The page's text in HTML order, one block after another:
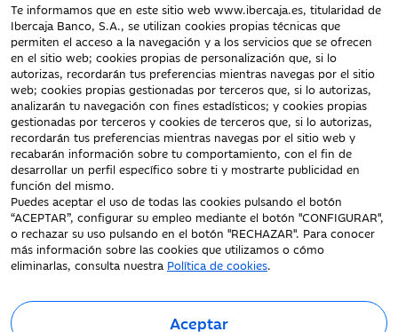
Te informamos que en este sitio web www.ibercaja.es, titularidad de
Ibercaja Banco, S.A., se utilizan cookies propias técnicas que
permiten el acceso a la navegación y a los servicios que se ofrecen
en el sitio web; cookies propias de personalización que, si lo
autorizas, recordarán tus preferencias mientras navegas por el sitio
web; cookies propias gestionadas por terceros que, si lo autorizas,
analizarán tu navegación con fines estadísticos; y cookies propias
gestionadas por terceros y cookies de terceros que, si lo autorizas,
recordarán tus preferencias mientras navegas por el sitio web y
recabarán información sobre tu comportamiento, con el fin de
desarrollar un perfil específico sobre ti y mostrarte publicidad en
función del mismo.
Puedes aceptar el uso de todas las cookies pulsando el botón
“ACEPTAR”, configurar su empleo mediante el botón "CONFIGURAR",
o rechazar su uso pulsando en el botón "RECHAZAR". Para conocer
más información sobre las cookies que utilizamos o cómo
eliminarlas, consulta nuestra Política de cookies.
Aceptar
Documentación a clientes
Aviso Legal
Protección datos
personales
Tarifas y Cotizaciones
Tablón de Anuncios
Política de cookies
Declaración de
accesibilidad